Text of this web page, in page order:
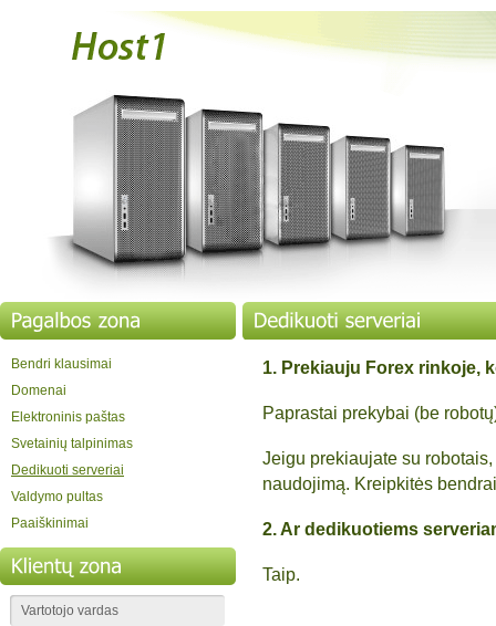
Bendri klausimai
Domenai
Elektroninis paštas
Svetainių talpinimas
Dedikuoti serveriai
Valdymo pultas
Paaiškinimai
1. Prekiauju Forex rinkoje,
Paprastai prekybai (be
Jeigu prekiaujate su
naudojimą. Kreipkitės
2. Ar dedikuotiems
Taip.